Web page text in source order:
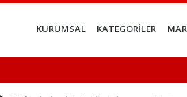
KURUMSAL KATEGORİLER